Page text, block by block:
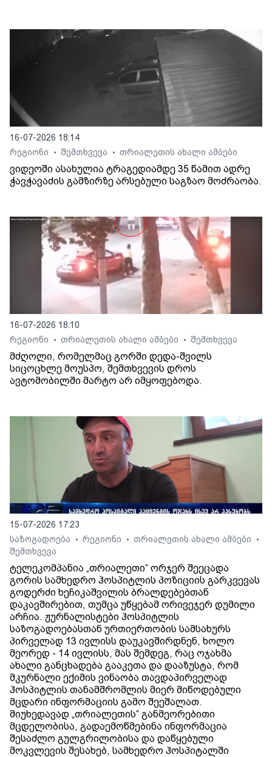
16-07-2026 18:14
რეგიონი
• შემთხვევა • თრიალეთის ახალი ამბები
ვიდეოში ასახულია ტრაგედიამდე 35 წამით ადრე
ჭავჭავაძის გამზირზე არსებული საგზაო მოძრაობა.
16-07-2026 18:10
რეგიონი
• თრიალეთის ახალი ამბები • შემთხვევა
მძღოლი, რომელმაც გორში დედა-შვილს
სიცოცხლე მოუსპო, შემთხვევის დროს
ავტომობილში მარტო არ იმყოფებოდა.
15-07-2026 17:23
საზოგადოება
• რეგიონი • თრიალეთის ახალი ამბები •
შემთხვევა
ტელეკომპანია „თრიალეთი“ ორჯერ შეეცადა
გორის სამხედრო ჰოსპიტლის პოზიციის გარკვევას
გოდერძი ხეჩიკაშვილის ბრალდებებთან
დაკავშირებით, თუმცა უწყებამ ორივეჯერ დუმილი
არჩია. ჟურნალისტები ჰოსპიტლის
საზოგადოებასთან ურთიერთობის სამსახურს
პირველად 13 ივლისს დაუკავშირდნენ, ხოლო
მეორედ - 14 ივლისს, მას შემდეგ, რაც ოჯახმა
ახალი განცხადება გააკეთა და დააზუსტა, რომ
მკურნალი ექიმის ვინაობა თავდაპირველად
ჰოსპიტლის თანამშრომლის მიერ მიწოდებული
მცდარი ინფორმაციის გამო შეეშალათ.
მიუხედავად „თრიალეთის“ განმეორებითი
მცდელობისა, გადაემოწმებინა ინფორმაცია
შესაძლო გულგრილობისა და დაწყებული
მოკვლევის შესახებ, სამხედრო ჰოსპიტალში